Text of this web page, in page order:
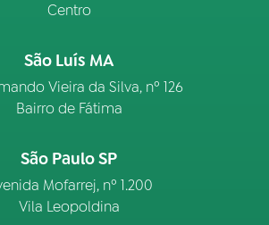
Centro
São Luís MA
Vieira da Silva, nº 126
Bairro de Fátima
São Paulo SP
Mofarrej, nº 1.200
Vila Leopoldina